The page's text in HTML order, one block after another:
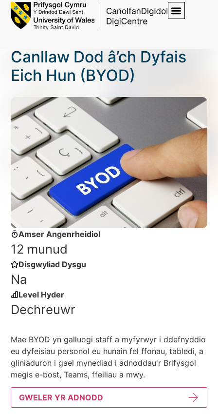
Canllaw Dod â’ch Dyfais
Eich Hun (BYOD)
Amser Angenrheidiol
12 munud
Disgwyliad Dysgu
Na
Level Hyder
Dechreuwr
Mae BYOD yn galluogi staff a myfyrwyr i ddefnyddio
eu dyfeisiau personol eu hunain fel ffonau, tabledi, a
gliniaduron i gael mynediad i adnoddau'r Brifysgol
megis e-bost, Teams, ffeiliau a mwy.
GWELER YR ADNODD